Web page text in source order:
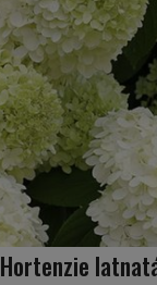
Hortenzie